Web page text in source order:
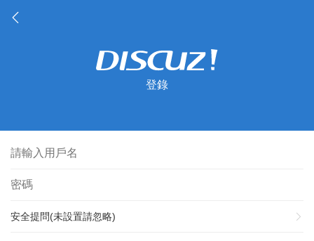
登錄
安全提問(未設置請忽略)